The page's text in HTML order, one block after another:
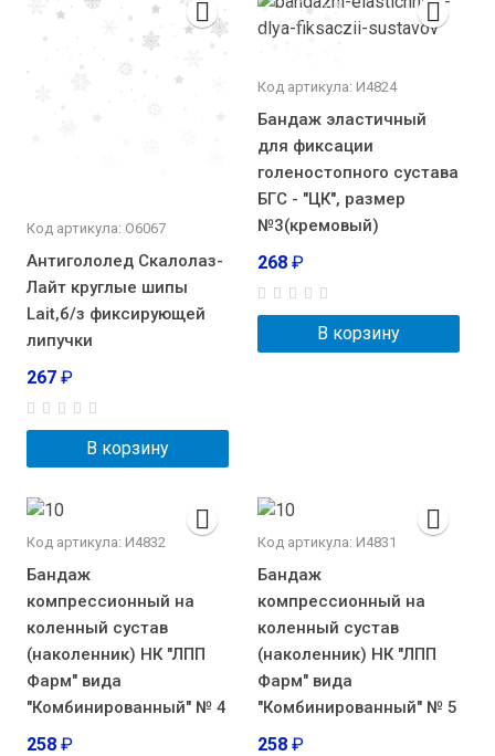
Код артикула: О6067
Антигололед Скалолаз-
Лайт круглые шипы
Lait,б/з фиксирующей
липучки
267 ₽
В корзину
Код артикула: И4824
Бандаж эластичный
для фиксации
голеностопного сустава
БГС - "ЦК", размер
№3(кремовый)
268 ₽
В корзину
Код артикула: И4832
Бандаж
компрессионный на
коленный сустав
(наколенник) НК "ЛПП
Фарм" вида
"Комбинированный" № 4
258 ₽
Код артикула: И4831
Бандаж
компрессионный на
коленный сустав
(наколенник) НК "ЛПП
Фарм" вида
"Комбинированный" № 5
258 ₽